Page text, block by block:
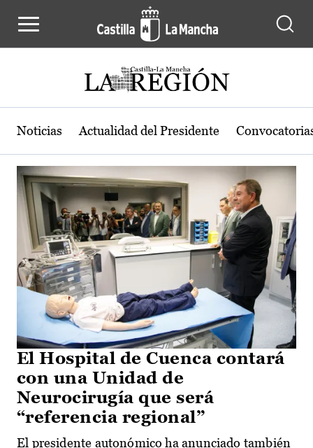
Actualidad de la región de Castilla-
Noticias Actualidad del Presidente
El Hospital de Cuenca contará
con una Unidad de
Neurocirugía que será
“referencia regional”
El presidente autonómico ha anunciado también